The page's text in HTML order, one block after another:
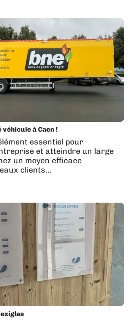
à Caen !
essentiel pour
et atteindre un large
un moyen efficace
clients…